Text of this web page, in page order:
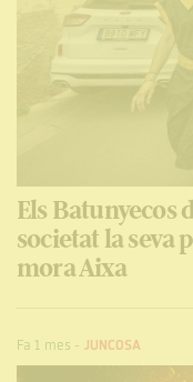
Els Batunyecos
societat la seva
mora Aixa
Fa 1 mes -JUNCOSA